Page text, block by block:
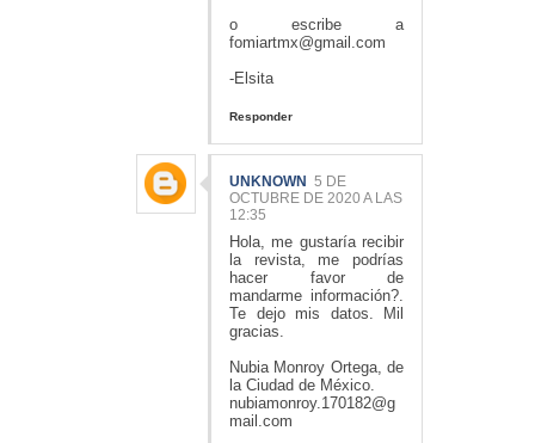
o escribe a
fomiartmx@gmail.com
-Elsita
Responder
UNKNOWN 5 DE
OCTUBRE DE 2020 A LAS
12:35
Hola, me gustaría recibir
la revista, me podrías
hacer favor de
mandarme información?.
Te dejo mis datos. Mil
gracias.
Nubia Monroy Ortega, de
la Ciudad de México.
nubiamonroy.170182@g
mail.com